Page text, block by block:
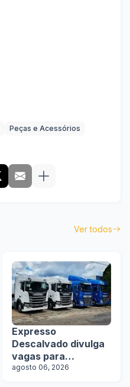
Peças e Acessórios
Ver todos
Expresso
Descalvado divulga
vagas para
motoristas
agosto 06, 2026